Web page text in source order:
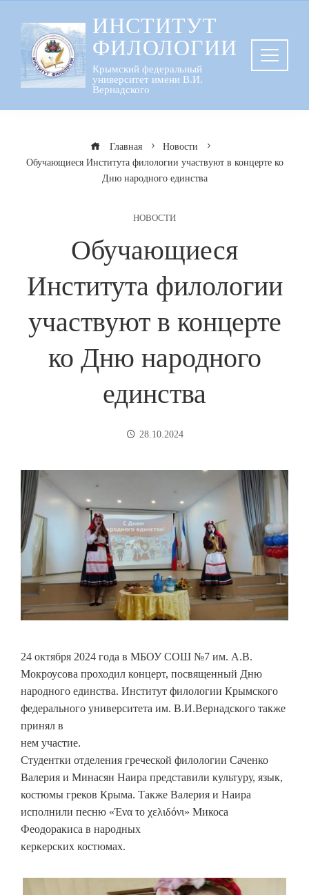
содержанию
ИНСТИТУТ
ФИЛОЛОГИИ
Крымский федеральный
университет имени В.И.
Вернадского
Главная
Новости
Обучающиеся Института филологии участвуют в концерте ко
Дню народного единства
НОВОСТИ
Обучающиеся
Института филологии
участвуют в концерте
ко Дню народного
единства
28.10.2024
24 октября 2024 года в МБОУ СОШ №7 им. А.В.
Мокроусова проходил концерт, посвященный Дню
народного единства. Институт филологии Крымского
федерального университета им. В.И.Вернадского также
принял в
нем участие.
Студентки отделения греческой филологии Саченко
Валерия и Минасян Наира представили культуру, язык,
костюмы греков Крыма. Также Валерия и Наира
исполнили песню «Ένα το χελιδόνι» Микоса
Феодоракиса в народных
керкерских костюмах.